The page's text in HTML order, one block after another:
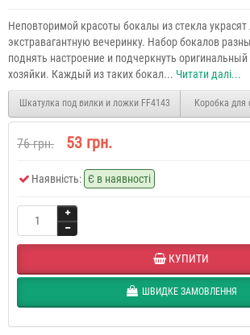
Неповторимой красоты бокалы из стекла
экстравагантную вечеринку. Набор бокалов
поднять настроение и подчеркнуть оригинальный
хозяйки. Каждый из таких бокал... Читати далі...
Шкатулка под вилки и ложки FF4143 Коробка для
76 грн. 53 грн.
Наявність: Є в наявності
КУПИТИ
ШВИДКЕ ЗАМОВЛЕННЯ